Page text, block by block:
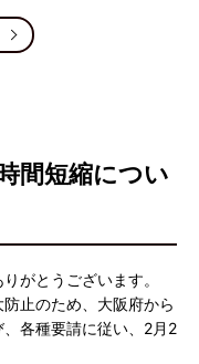
間短縮につい
がとうございます。
止のため、大阪府から
各種要請に従い、2月2